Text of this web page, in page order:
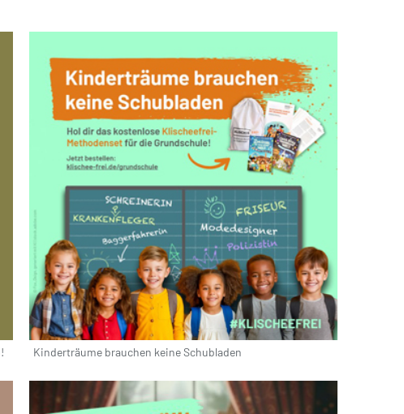
Kinderträume brauchen keine Schubladen